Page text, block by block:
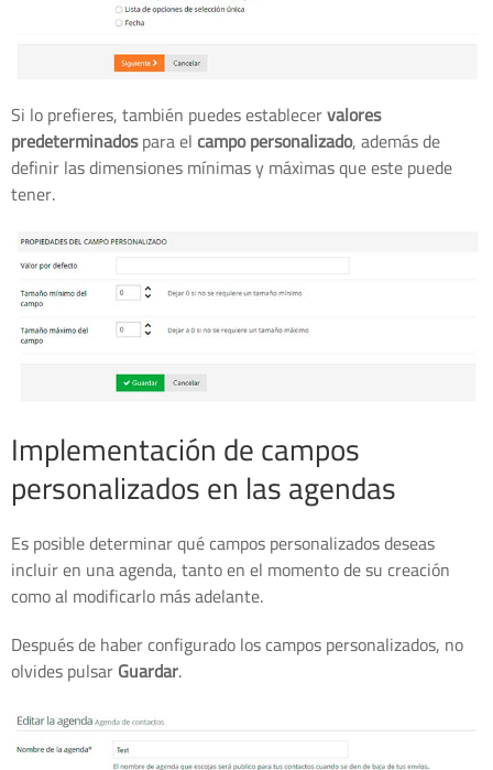
Si lo prefieres, también puedes establecervalores
predeterminadospara elcampo personalizado, además de
definir las dimensiones mínimas y máximas que este puede
tener.
Implementación de campos
personalizados en las agendas
Es posible determinar qué campos personalizados deseas
incluir en una agenda, tanto en el momento de su creación
como al modificarlo más adelante.
Después de haber configurado los campos personalizados, no
olvides pulsarGuardar.